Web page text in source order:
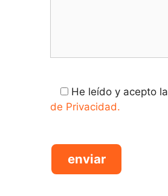
He leído y acepto la
de Privacidad.